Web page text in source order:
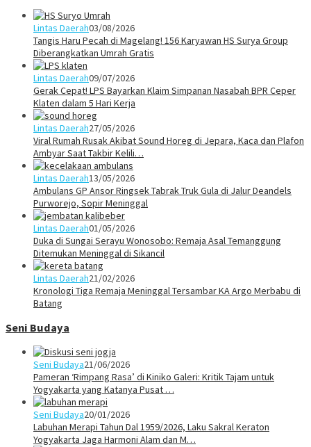
Lintas Daerah03/08/2026
Tangis Haru Pecah di Magelang! 156 Karyawan HS Surya Group
Diberangkatkan Umrah Gratis
Lintas Daerah09/07/2026
Gerak Cepat! LPS Bayarkan Klaim Simpanan Nasabah BPR Ceper
Klaten dalam 5 Hari Kerja
Lintas Daerah27/05/2026
Viral Rumah Rusak Akibat Sound Horeg di Jepara, Kaca dan Plafon
Ambyar Saat Takbir Kelili…
Lintas Daerah13/05/2026
Ambulans GP Ansor Ringsek Tabrak Truk Gula di Jalur Deandels
Purworejo, Sopir Meninggal
Lintas Daerah01/05/2026
Duka di Sungai Serayu Wonosobo: Remaja Asal Temanggung
Ditemukan Meninggal di Sikancil
Lintas Daerah21/02/2026
Kronologi Tiga Remaja Meninggal Tersambar KA Argo Merbabu di
Batang
Seni Budaya
Seni Budaya21/06/2026
Pameran ‘Rimpang Rasa’ di Kiniko Galeri: Kritik Tajam untuk
Yogyakarta yang Katanya Pusat …
Seni Budaya20/01/2026
Labuhan Merapi Tahun Dal 1959/2026, Laku Sakral Keraton
Yogyakarta Jaga Harmoni Alam dan M…